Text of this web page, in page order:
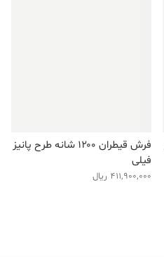
فرش قیطران ۱۲۰۰ شانه طرح پانیز
فیلی
411,900,000 ریال